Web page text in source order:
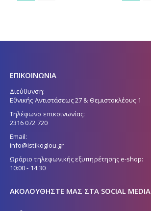
ΕΠΙΚΟΙΝΩΝΙΑ
Διεύθυνση:
Εθνικής Αντιστάσεως 27 & Θεμιστοκλέους 1
Τηλέφωνο επικοινωνίας:
2316 072 720
Email:
info@istikoglou.gr
Ωράριο τηλεφωνικής εξυπηρέτησης e-shop:
10:00 - 14:30
ΑΚΟΛΟΥΘΉΣΤΕ ΜΑΣ ΣΤΑ SOCIAL MEDIA